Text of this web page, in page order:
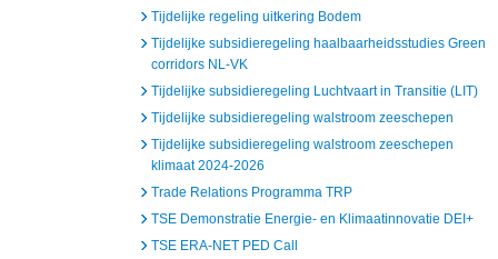
Tijdelijke regeling uitkering Bodem
Tijdelijke subsidieregeling haalbaarheidsstudies Green
corridors NL-VK
Tijdelijke subsidieregeling Luchtvaart in Transitie (LIT)
Tijdelijke subsidieregeling walstroom zeeschepen
Tijdelijke subsidieregeling walstroom zeeschepen
klimaat 2024-2026
Trade Relations Programma TRP
TSE Demonstratie Energie- en Klimaatinnovatie DEI+
TSE ERA-NET PED Call